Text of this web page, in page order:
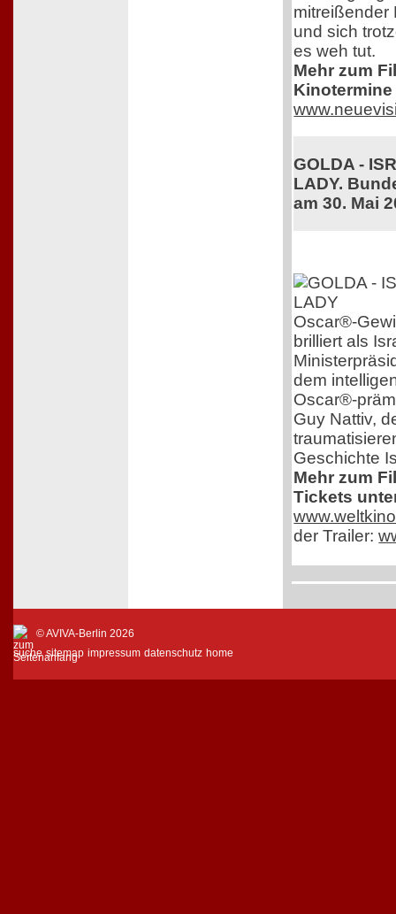
mitreißender
und sich
es weh tut.
Mehr zum
GOLDA -
LADY.
am 30. Mai
Oscar®-
brilliert als
dem
Oscar®-
Guy Nattiv,
Geschichte
Mehr zum
Tickets
der Trailer:
© AVIVA-Berlin 2026
suche sitemap impressum datenschutz home